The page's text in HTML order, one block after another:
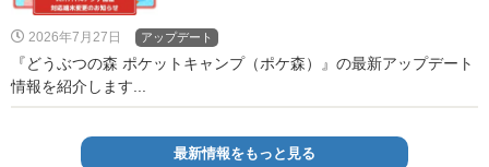
2026年7月27日 アップデート
『どうぶつの森 ポケットキャンプ（ポケ森）』の最新アップデート
情報を紹介します...
最新情報をもっと見る